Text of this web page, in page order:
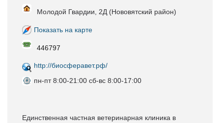
Молодой Гвардии, 2Д (Нововятский район)
Показать на карте
446797
http://биосферавет.рф/
пн-пт 8:00-21:00 сб-вс 8:00-17:00
Единственная частная ветеринарная клиника в